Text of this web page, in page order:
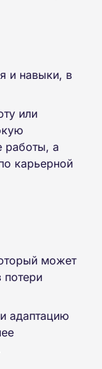
и навыки, в
или
работы, а
карьерной
может
потери
адаптацию